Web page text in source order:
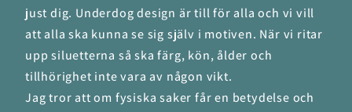
just dig. Underdog design är till för alla och vi vill
att alla ska kunna se sig själv i motiven. När vi ritar
upp siluetterna så ska färg, kön, ålder och
tillhörighet inte vara av någon vikt.
Jag tror att om fysiska saker får en betydelse och